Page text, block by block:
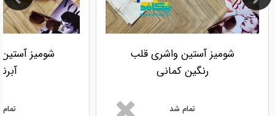
شومیز آستین واشری قلب
رنگین کمانی
تمام شد
شومیز